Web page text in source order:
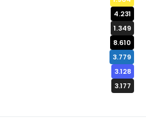
4.231
1.349
8.610
3.779
3.128
3.177